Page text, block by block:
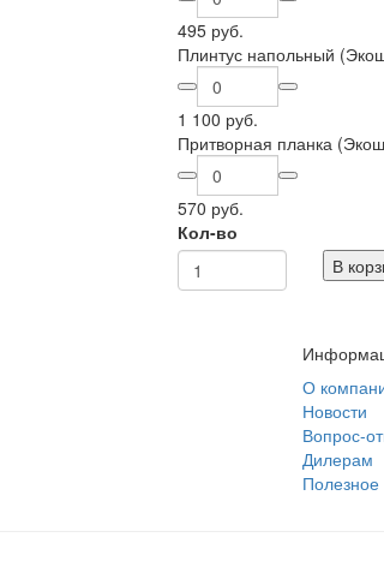
495 руб.
Плинтус напольный
1 100 руб.
Притворная планка
570 руб.
Кол-во
В
О
Новости
Вопрос-
Дилерам
Полезное